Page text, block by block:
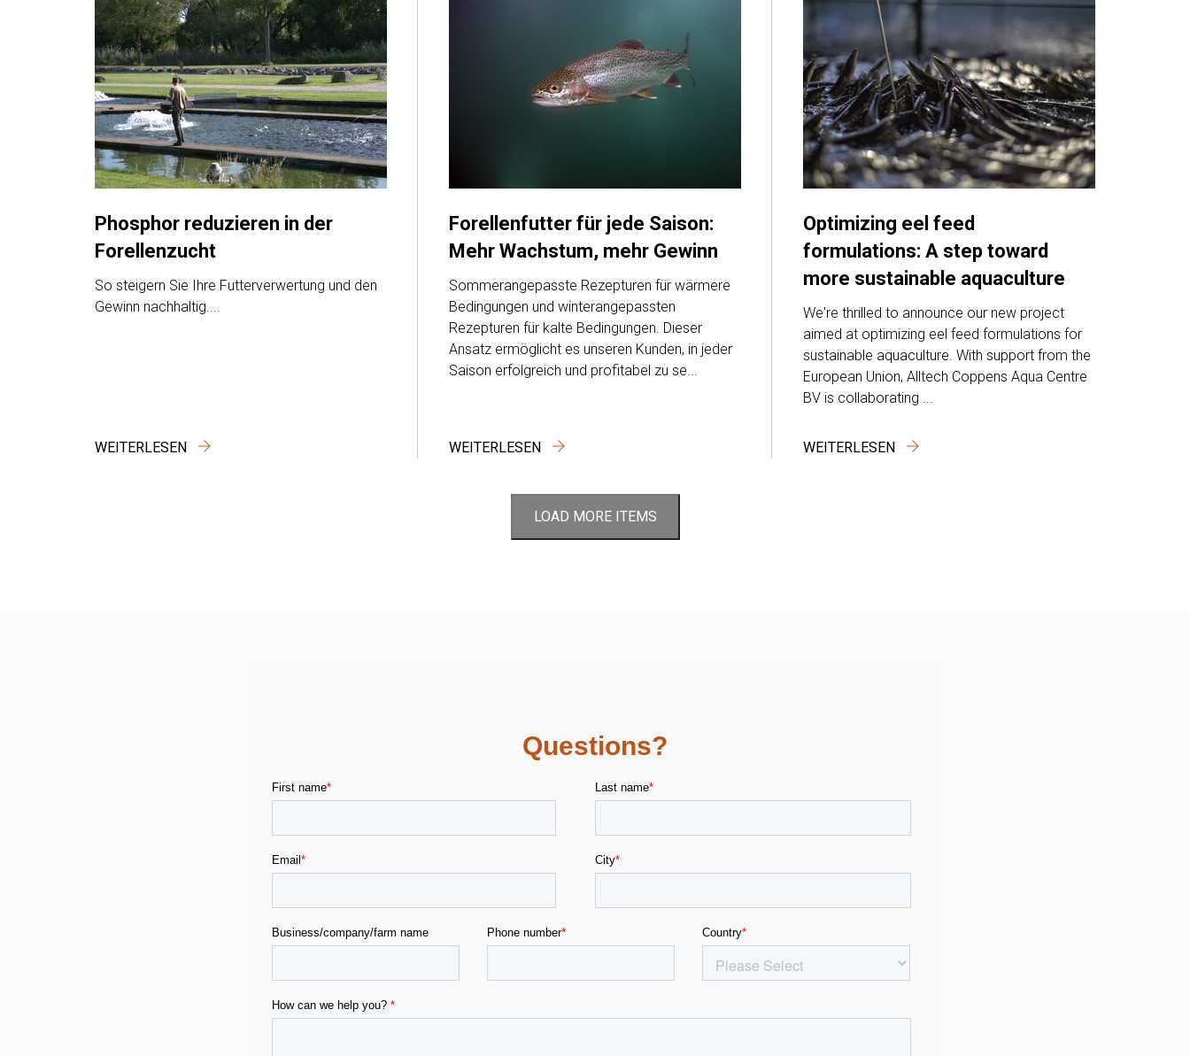
Phosphor reduzieren in der
Forellenzucht
So steigern Sie Ihre Futterverwertung und den
Gewinn nachhaltig....
WEITERLESEN
Forellenfutter für jede Saison:
Mehr Wachstum, mehr Gewinn
Sommerangepasste Rezepturen für wärmere
Bedingungen und winterangepassten
Rezepturen für kalte Bedingungen. Dieser
Ansatz ermöglicht es unseren Kunden, in jeder
Saison erfolgreich und profitabel zu se...
WEITERLESEN
Optimizing eel feed
formulations: A step toward
more sustainable aquaculture
We're thrilled to announce our new project
aimed at optimizing eel feed formulations for
sustainable aquaculture. With support from the
European Union, Alltech Coppens Aqua Centre
BV is collaborating ...
WEITERLESEN
LOAD MORE ITEMS